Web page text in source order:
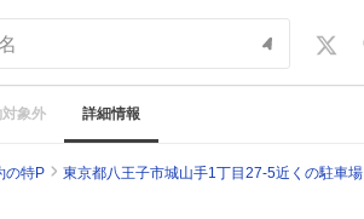
象外 詳細情報
の特P 東京都八王子市城山手1丁目27-5近くの駐車場